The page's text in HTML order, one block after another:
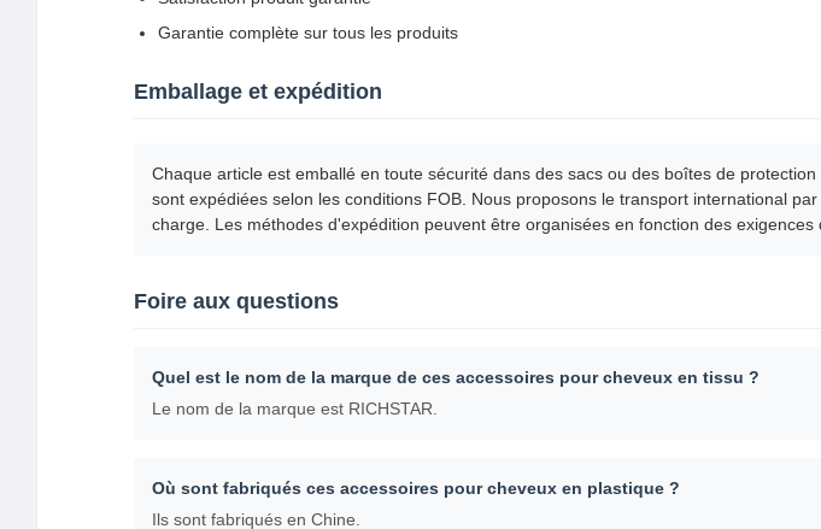
Garantie complète sur tous les produits
Emballage et expédition
Chaque article est emballé en toute sécurité dans des sacs ou des boîtes de
sont expédiées selon les conditions FOB. Nous proposons le transport international
charge. Les méthodes d'expédition peuvent être organisées en fonction des exigences
Foire aux questions
Quel est le nom de la marque de ces accessoires pour cheveux en tissu ?
Le nom de la marque est RICHSTAR.
Où sont fabriqués ces accessoires pour cheveux en plastique ?
Ils sont fabriqués en Chine.